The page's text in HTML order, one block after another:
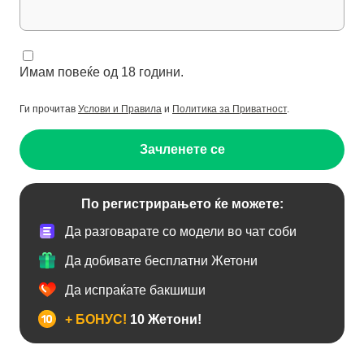
Имам повеќе од 18 години.
Ги прочитав Услови и Правила и Политика за Приватност.
Зачленете се
По регистрирањето ќе можете:
Да разговарате со модели во чат соби
Да добивате бесплатни Жетони
Да испраќате бакшиши
+ БОНУС! 10 Жетони!